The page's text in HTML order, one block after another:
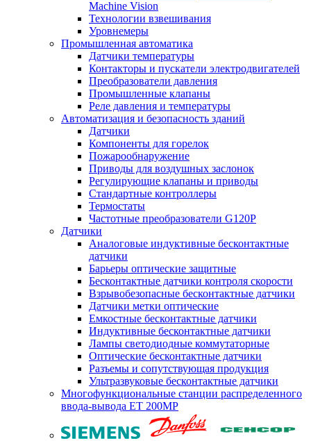
Machine Vision
Технологии взвешивания
Уровнемеры
Промышленная автоматика
Датчики температуры
Контакторы и пускатели электродвигателей
Преобразователи давления
Промышленные клапаны
Реле давления и температуры
Автоматизация и безопасность зданий
Датчики
Компоненты для горелок
Пожарообнаружение
Приводы для воздушных заслонок
Регулирующие клапаны и приводы
Стандартные контроллеры
Термостаты
Частотные преобразователи G120P
Датчики
Аналоговые индуктивные бесконтактные
датчики
Барьеры оптические защитные
Бесконтактные датчики контроля скорости
Взрывобезопасные бесконтактные датчики
Датчики метки оптические
Емкостные бесконтактные датчики
Индуктивные бесконтактные датчики
Лампы светодиодные коммутаторные
Оптические бесконтактные датчики
Разъемы и сопутствующая продукция
Ультразвуковые бесконтактные датчики
Многофункциональные станции распределенного
ввода-вывода ET 200MP